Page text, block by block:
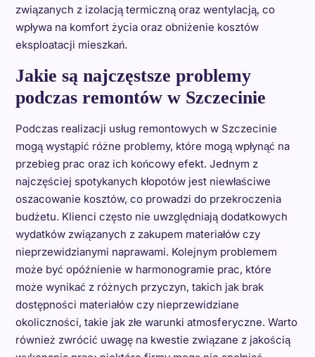
związanych z izolacją termiczną oraz wentylacją, co
wpływa na komfort życia oraz obniżenie kosztów
eksploatacji mieszkań.
Jakie są najczęstsze problemy
podczas remontów w Szczecinie
Podczas realizacji usług remontowych w Szczecinie
mogą wystąpić różne problemy, które mogą wpłynąć na
przebieg prac oraz ich końcowy efekt. Jednym z
najczęściej spotykanych kłopotów jest niewłaściwe
oszacowanie kosztów, co prowadzi do przekroczenia
budżetu. Klienci często nie uwzględniają dodatkowych
wydatków związanych z zakupem materiałów czy
nieprzewidzianymi naprawami. Kolejnym problemem
może być opóźnienie w harmonogramie prac, które
może wynikać z różnych przyczyn, takich jak brak
dostępności materiałów czy nieprzewidziane
okoliczności, takie jak złe warunki atmosferyczne. Warto
również zwrócić uwagę na kwestie związane z jakością